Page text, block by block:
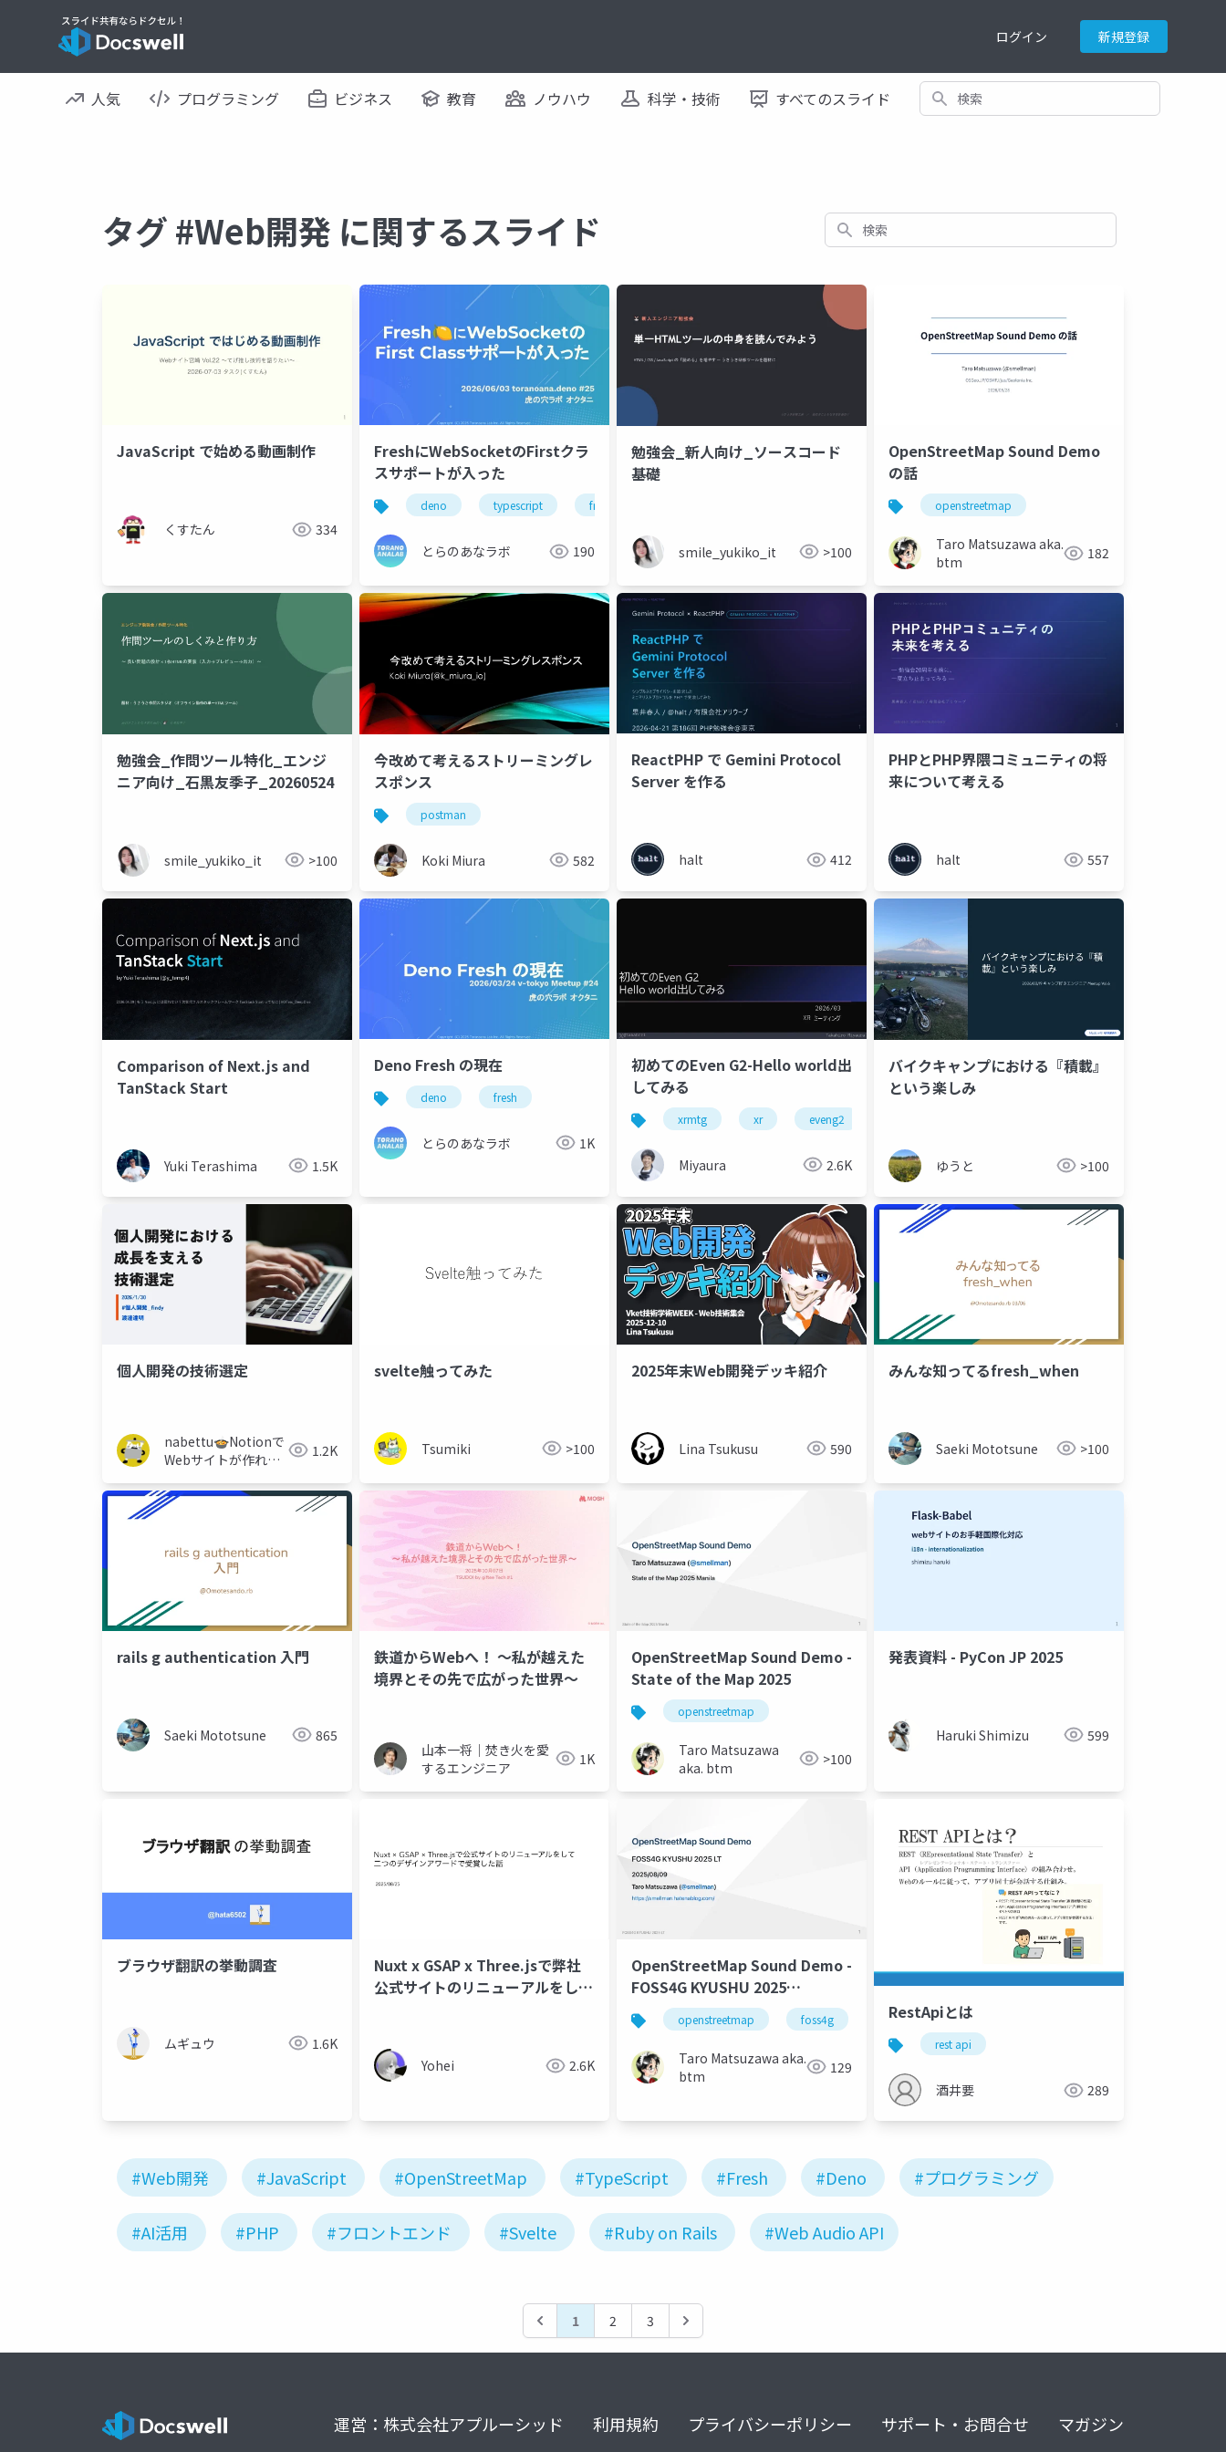
ログイン 新規登録
人気 プログラミング ビジネス 教育 ノウハウ 科学・技術 すべてのスライド 検索
タグ #Web開発 に関するスライド 検索
JavaScript で始める動画制作
くすたん 334
FreshにWebSocketのFirstクラ
スサポートが入った
deno typescript fresh
とらのあなラボ 190
勉強会_新人向け_ソースコード
基礎
smile_yukiko_it >100
OpenStreetMap Sound Demo
の話
openstreetmap
Taro Matsuzawa aka.
btm
182
勉強会_作問ツール特化_エンジ
ニア向け_石黒友季子_20260524
smile_yukiko_it >100
今改めて考えるストリーミングレ
スポンス
postman
Koki Miura 582
ReactPHP で Gemini Protocol
Server を作る
halt 412
PHPとPHP界隈コミュニティの将
来について考える
halt 557
Comparison of Next.js and
TanStack Start
Yuki Terashima 1.5K
Deno Fresh の現在
deno fresh
とらのあなラボ 1K
初めてのEven G2-Hello world出
してみる
xrmtg xr eveng2
Miyaura 2.6K
バイクキャンプにおける『積載』
という楽しみ
ゆうと >100
個人開発の技術選定
nabettu🍲Notionで
Webサイトが作れる
1.2K
svelte触ってみた
Tsumiki >100
2025年末Web開発デッキ紹介
Lina Tsukusu 590
みんな知ってるfresh_when
Saeki Mototsune >100
rails g authentication 入門
Saeki Mototsune 865
鉄道からWebへ！ 〜私が越えた
境界とその先で広がった世界〜
山本一将｜焚き火を愛
するエンジニア
1K
OpenStreetMap Sound Demo -
State of the Map 2025
openstreetmap
Taro Matsuzawa
aka. btm
>100
発表資料 - PyCon JP 2025
Haruki Shimizu 599
ブラウザ翻訳の挙動調査
ムギュウ 1.6K
Nuxt x GSAP x Three.jsで弊社
公式サイトのリニューアルをして
Yohei 2.6K
OpenStreetMap Sound Demo -
FOSS4G KYUSHU 2025
Lightning Talk
openstreetmap foss4g
Taro Matsuzawa aka.
btm
129
RestApiとは
rest api
酒井要 289
#Web開発 #JavaScript #OpenStreetMap #TypeScript #Fresh #Deno #プログラミング
#AI活用 #PHP #フロントエンド #Svelte #Ruby on Rails #Web Audio API
1 2 3
運営：株式会社アプルーシッド 利用規約 プライバシーポリシー サポート・お問合せ マガジン